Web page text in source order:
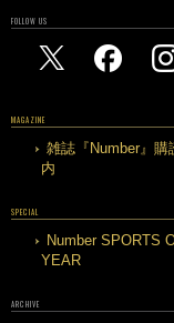
FOLLOW US
MAGAZINE
雑誌『Number』購
内
SPECIAL
Number SPORTS
YEAR
ARCHIVE